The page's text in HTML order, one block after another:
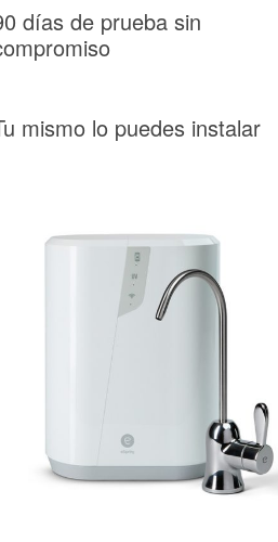
días de prueba sin
mismo lo puedes instalar